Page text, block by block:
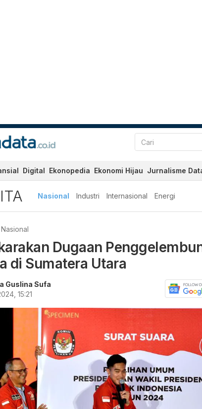
Digital Ekonopedia Ekonomi Hijau Jurnalisme
Nasional Industri Internasional Energi
Nasional
Dugaan
di Sumatera Utara
Guslina Sufa
15:21